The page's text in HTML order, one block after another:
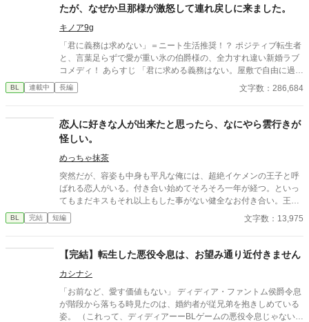
たが、なぜか旦那様が激怒して連れ戻しに来ました。
キノア9g
「君に義務は求めない」＝ニート生活推奨！？ ポジティブ転生者
と、言葉足らずで愛が重い氷の伯爵様の、全力すれ違い新婚ラブ
コメディ！ あらすじ 「君に求める義務はない。屋敷で自由に過ご
していい」 貧乏男爵家の次男・ルシアン（前世は男子高校生）
は、政略結婚した若き天才当主・オルドリンからそう告げられ
ラッキー、衣食住保証付きのニート生活だ！」とポジティブに解
釈したルシアン。 彼はこっそり屋敷を抜け出し、偽名を使って憧
れの冒険者ライフを満喫し始める。 「旦那様は俺に無関心」 そう
信じて、半年間ものんきに遊び回っていたルシアンだったが、あ
る日クエスト中に怪我をしてしまう。 バレたら怒られるかな……
とビクビクしていた彼の元に現れたのは、顔面蒼白で息を切らし
た旦那様で――！？ 「君が怪我をしたと聞いて、気が狂いそうだ
った……！」 怒鳴られるかと思いきや、折れるほど強く抱きしめ
られて困惑。 えっ、放置してたんじゃなかったの？ なんでそんな
心配性スパダリだった！ 「君を守れるなら、森ごと消し飛ばす
が？」 「過保護すぎて冒険になりません！！」 Fランク冒険者の
のんきな妻（夫）×国宝級魔法使いの激重旦那様。 すれ違ってい
た二人が、甘々な「週末冒険者夫婦」になるまでの、勘違いと溺
愛のハッピーエンドBL。
BL 連載中 長編 文字数：286,684
恋人に好きな人が出来たと思ったら、なにやら雲行きが
怪しい。
めっちゃ抹茶
突然だが、容姿も中身も平凡な俺には、超絶イケメンの王子と呼
ばれる恋人がいる。付き合い始めてそろそろ一年が経つ。といっ
てもまだキスもそれ以上もした事がない健全なお付き合い。王子
は優しいけど意地悪で、いつも俺の心臓を高鳴らせてくる——だ
けどそれだけだ。この前、喧嘩をした。それきり彼と話していな
見つけた王子の側には可憐な女の子。彼女が彼に寄り掛かって二
人がキスをしている。 その瞬間、目の前が真っ黒になった。もう
無理だ。俺がスイッチが切れたようにその場に立ち尽くした、そ
の時だった。前にいる彼から聞いたこともない怒声が俺の耳に届
いたのは。 ⚪︎佐藤玲央……微笑みの王子と呼ばれ、常に笑顔を絶
やさない。物腰柔らかな姿勢に男女問わずモテる ⚪︎中田真……両
BL 完結 短編 文字数：13,975
【完結】転生した悪役令息は、お望み通り近付きません
カシナシ
「お前など、愛す価値もない」 ディディア・ファントム侯爵令息
が階段から落ちる時見たのは、婚約者が従兄弟を抱きしめている
姿。 （これって、ディディアーーBLゲームの悪役令息じゃない